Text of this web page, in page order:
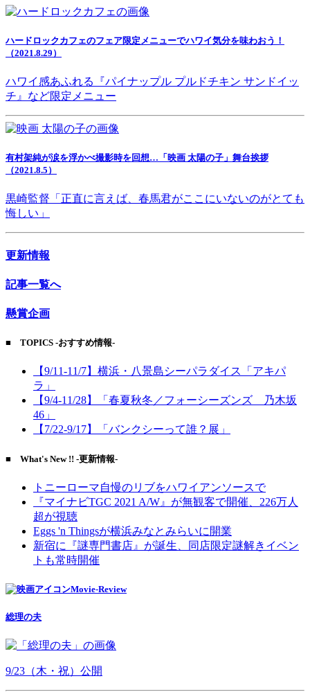
ハードロックカフェのフェア限定メニューでハワイ気分を味わおう！
（2021.8.29）
ハワイ感あふれる『パイナップル プルドチキン サンドイッ
チ』など限定メニュー
有村架純が涙を浮かべ撮影時を回想…「映画 太陽の子」舞台挨拶
（2021.8.5）
黒崎監督「正直に言えば、春馬君がここにいないのがとても
悔しい」
更新情報
記事一覧へ
懸賞企画
■ TOPICS -おすすめ情報-
【9/11-11/7】横浜・八景島シーパラダイス「アキパ
ラ」
【9/4-11/28】「春夏秋冬／フォーシーズンズ 乃木坂
46」
【7/22-9/17】「バンクシーって誰？展」
■ What's New !! -更新情報-
トニーローマ自慢のリブをハワイアンソースで
『マイナビTGC 2021 A/W』が無観客で開催、226万人
超が視聴
Eggs 'n Thingsが横浜みなとみらいに開業
新宿に『謎専門書店』が誕生、同店限定謎解きイベン
トも常時開催
Movie-Review
総理の夫
9/23（木・祝）公開